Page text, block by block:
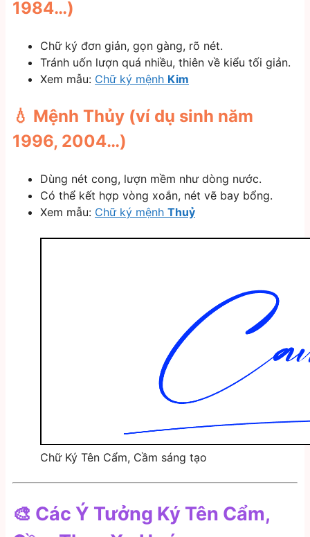
1984…)
Chữ ký đơn giản, gọn gàng, rõ nét.
Tránh uốn lượn quá nhiều, thiên về kiểu tối giản.
Xem mẫu: Chữ ký mệnh Kim
💧 Mệnh Thủy (ví dụ sinh năm
1996, 2004…)
Dùng nét cong, lượn mềm như dòng nước.
Có thể kết hợp vòng xoắn, nét vẽ bay bổng.
Xem mẫu: Chữ ký mệnh Thuỷ
Chữ Ký Tên Cẩm, Cầm sáng tạo
🎨 Các Ý Tưởng Ký Tên Cẩm,